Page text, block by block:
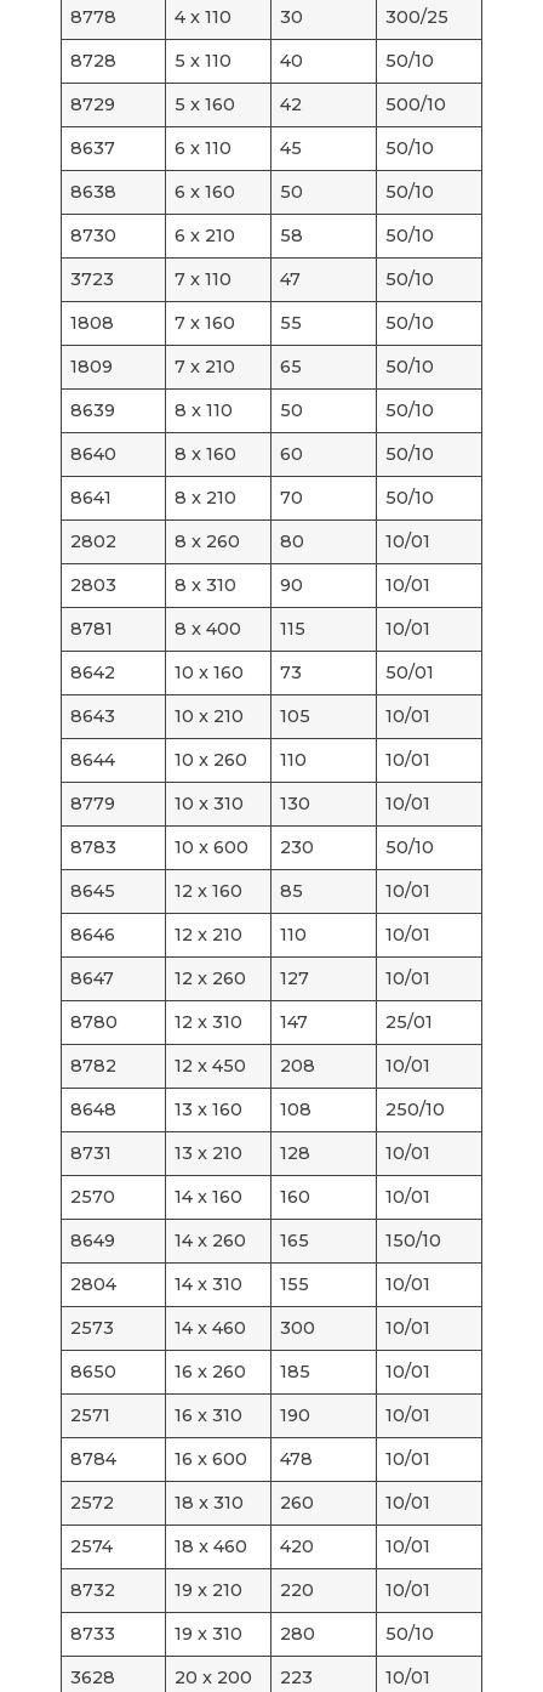
8778 4 x 110 30
300/25
8728
5 x 110 40
50/10
8729
5 x 160 42
500/10
8637
6 x 110 45
50/10
8638
6 x 160 50
50/10
8730
6 x 210 58
50/10
3723
7 x 110 47
50/10
1808
7 x 160 55
50/10
1809
7 x 210 65
50/10
8639
8 x 110 50
50/10
8640
8 x 160 60
50/10
8641
8 x 210 70
50/10
2802
8 x 260 80
10/01
2803
8 x 310 90
10/01
8781
8 x 400 115
10/01
8642
10 x 160 73
50/01
8643
10 x 210 105
10/01
8644
10 x 260 110
10/01
8779
10 x 310 130
10/01
8783
10 x 600 230
50/10
8645
12 x 160 85
10/01
8646
12 x 210 110
10/01
8647
12 x 260 127
10/01
8780
12 x 310 147
25/01
8782
12 x 450 208
10/01
8648
13 x 160 108
250/10
8731
13 x 210 128
10/01
2570
14 x 160 160
10/01
8649
14 x 260 165
150/10
2804
14 x 310 155
10/01
2573
14 x 460 300
10/01
8650
16 x 260 185
10/01
2571
16 x 310 190
10/01
8784
16 x 600 478
10/01
2572
18 x 310 260
10/01
2574
18 x 460 420
10/01
8732
19 x 210 220
10/01
8733
19 x 310 280
50/10
3628
20 x 200 223
10/01